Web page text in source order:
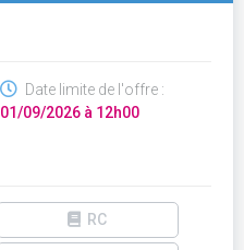
Date limite de l'offre :
01/09/2026 à 12h00
RC